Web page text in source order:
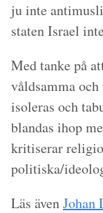
ju inte
staten Israel
Med tanke på
våldsamma
isoleras och
blandas ihop
kritiserar
politiska/
Läs ävenJohan